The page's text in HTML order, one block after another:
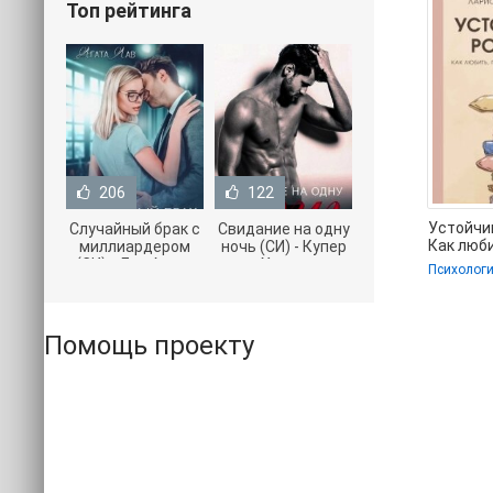
Как
Топ рейтинга
206
Случайный брак с
миллиардером
(СИ) - Лав Агата
122
Свидание на одну
ночь (СИ) - Купер
Хелен
Помощь проекту